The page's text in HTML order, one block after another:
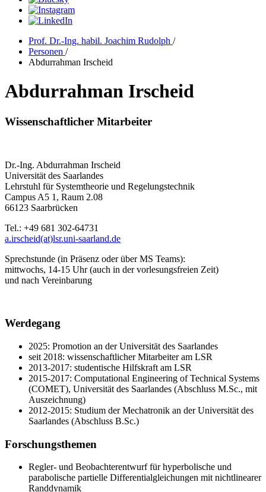
Prof. Dr.-Ing. habil. Joachim Rudolph /
Personen /
Abdurrahman Irscheid
Abdurrahman Irscheid
Wissenschaftlicher Mitarbeiter
Dr.-Ing. Abdurrahman Irscheid
Universität des Saarlandes
Lehrstuhl für Systemtheorie und Regelungstechnik
Campus A5 1, Raum 2.08
66123 Saarbrücken
Tel.: +49 681 302-64731
a.irscheid(at)lsr.uni-saarland.de
Sprechstunde (in Präsenz oder über MS Teams):
mittwochs, 14-15 Uhr (auch in der vorlesungsfreien Zeit)
und nach Vereinbarung
Werdegang
2025: Promotion an der Universität des Saarlandes
seit 2018: wissenschaftlicher Mitarbeiter am LSR
2013-2017: studentische Hilfskraft am LSR
2015-2017: Computational Engineering of Technical Systems
(COMET), Universität des Saarlandes (Abschluss M.Sc., mit
Auszeichnung)
2012-2015: Studium der Mechatronik an der Universität des
Saarlandes (Abschluss B.Sc.)
Forschungsthemen
Regler- und Beobachterentwurf für hyperbolische und
parabolische partielle Differentialgleichungen mit nichtlinearer
Randdynamik